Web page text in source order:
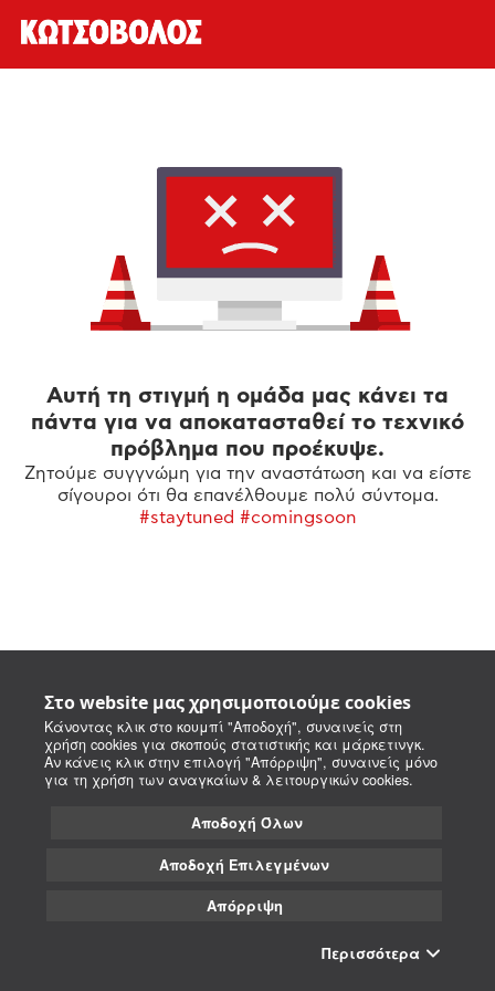
Στο website μας χρησιμοποιούμε cookies
Κάνοντας κλικ στο κουμπί "Αποδοχή", συναινείς στη
χρήση cookies για σκοπούς στατιστικής και μάρκετινγκ.
Αν κάνεις κλικ στην επιλογή "Απόρριψη", συναινείς μόνο
για τη χρήση των αναγκαίων & λειτουργικών cookies.
Αποδοχή Όλων
Αποδοχή Επιλεγμένων
Απόρριψη
Περισσότερα
Αυτή τη στιγμή η ομάδα μας κάνει τα
πάντα για να αποκατασταθεί το τεχνικό
πρόβλημα που προέκυψε.
Ζητούμε συγγνώμη για την αναστάτωση και να είστε
σίγουροι ότι θα επανέλθουμε πολύ σύντομα.
#staytuned #comingsoon